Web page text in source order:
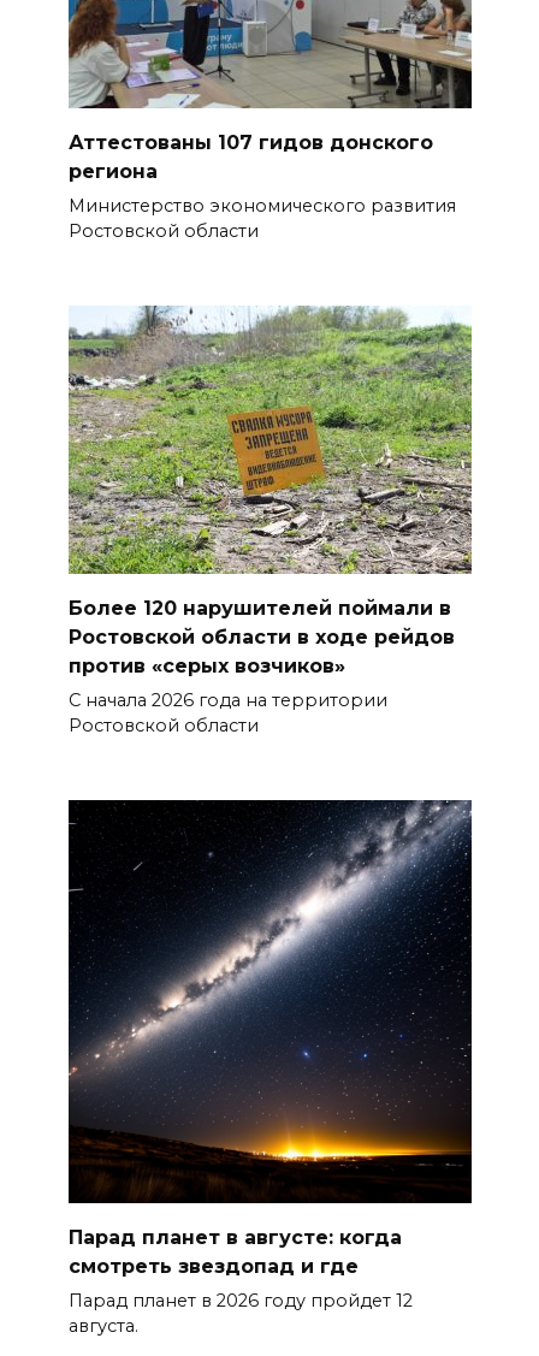
ВСЕ КАК ЕСТЬ. Исчезающая
Украина. Страна вдов и
сирот...
Аттестованы 107 гидов донского
региона
Министерство экономического развития
Ростовской области
Более 120 нарушителей поймали в
Ростовской области в ходе рейдов
против «серых возчиков»
С начала 2026 года на территории
Ростовской области
Парад планет в августе: когда
смотреть звездопад и где
Парад планет в 2026 году пройдет 12
августа.